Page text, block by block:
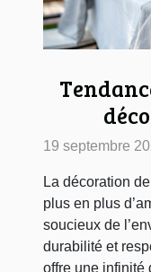
19 septembre
La décoration
plus en plus
soucieux de
durabilité et
offre une infinité